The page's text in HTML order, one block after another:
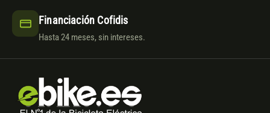
Financiación Cofidis
Hasta 24 meses, sin intereses.